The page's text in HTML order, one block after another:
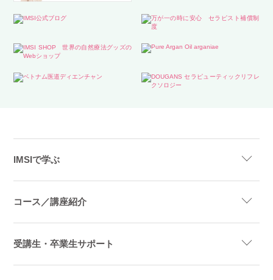
IMSIで学ぶ
コース／講座紹介
受講生・卒業生サポート